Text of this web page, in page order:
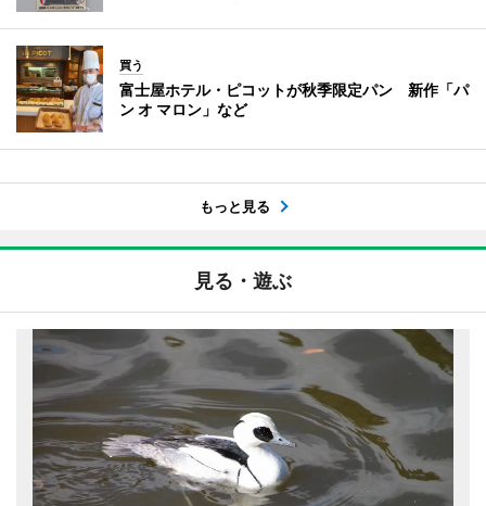
買う
富士屋ホテル・ピコットが秋季限定パン 新作「パ
ン オ マロン」など
もっと見る
見る・遊ぶ